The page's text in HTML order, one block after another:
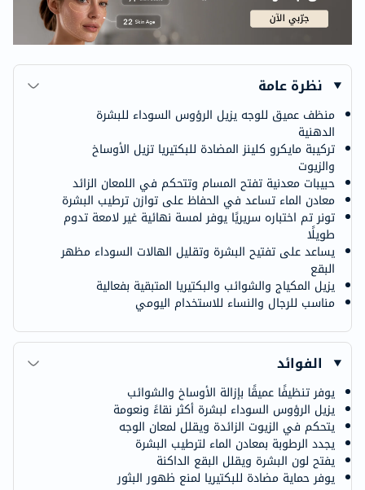
نظرة عامة
منظف عميق للوجه يزيل الرؤوس السوداء للبشرة
الدهنية
تركيبة مايكرو كلينز المضادة للبكتيريا تزيل الأوساخ
والزيوت
حبيبات معدنية تفتح المسام وتتحكم في اللمعان الزائد
معادن الماء تساعد في الحفاظ على توازن ترطيب البشرة
تونر تم اختباره سريريًا يوفر لمسة نهائية غير لامعة تدوم
طويلًا
يساعد على تفتيح البشرة وتقليل الهالات السوداء مظهر
البقع
يزيل المكياج والشوائب والبكتيريا المتبقية بفعالية
مناسب للرجال والنساء للاستخدام اليومي
الفوائد
يوفر تنظيفًا عميقًا بإزالة الأوساخ والشوائب
يزيل الرؤوس السوداء لبشرة أكثر نقاءً ونعومة
يتحكم في الزيوت الزائدة ويقلل لمعان الوجه
يجدد الرطوبة بمعادن الماء لترطيب البشرة
يفتح لون البشرة ويقلل البقع الداكنة
يوفر حماية مضادة للبكتيريا لمنع ظهور البثور